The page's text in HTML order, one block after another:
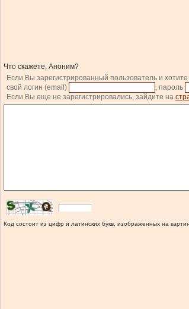
Что скажете, Аноним?
Если Вы зарегистрированный пользователь и
свой логин (email)
, пароль
Если Вы еще не зарегистрировались, зайдите на
Код состоит из цифр и латинских букв, изображенных на